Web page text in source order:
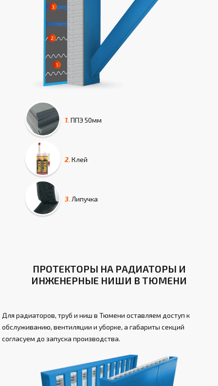
1. ППЭ 50мм
2. Клей
3. Липучка
ПРОТЕКТОРЫ НА РАДИАТОРЫ И
ИНЖЕНЕРНЫЕ НИШИ В ТЮМЕНИ
Для радиаторов, труб и ниш в Тюмени оставляем доступ к
обслуживанию, вентиляции и уборке, а габариты секций
согласуем до запуска производства.